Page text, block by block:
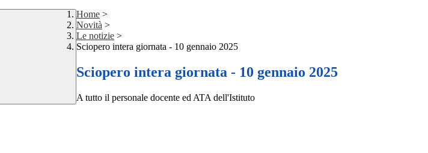
Home >
Novità >
Le notizie >
Sciopero intera giornata - 10 gennaio 2025
Sciopero intera giornata - 10 gennaio 2025
A tutto il personale docente ed ATA dell'Istituto